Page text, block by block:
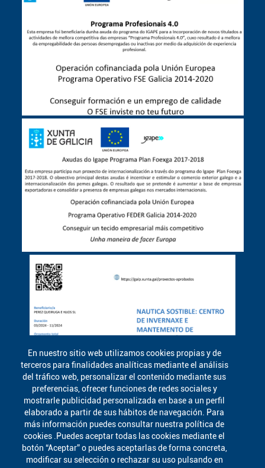
En nuestro sitio web utilizamos cookies propias y de
terceros para finalidades analíticas mediante el análisis
del tráfico web, personalizar el contenido mediante sus
preferencias, ofrecer funciones de redes sociales y
mostrarle publicidad personalizada en base a un perfil
elaborado a partir de sus hábitos de navegación. Para
más información puedes consultar nuestra política de
cookies .Puedes aceptar todas las cookies mediante el
botón “Aceptar” o puedes aceptarlas de forma concreta,
modificar su selección o rechazar su uso pulsando en